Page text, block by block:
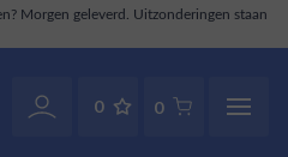
Morgen geleverd. Uitzonderingen staan
0 0